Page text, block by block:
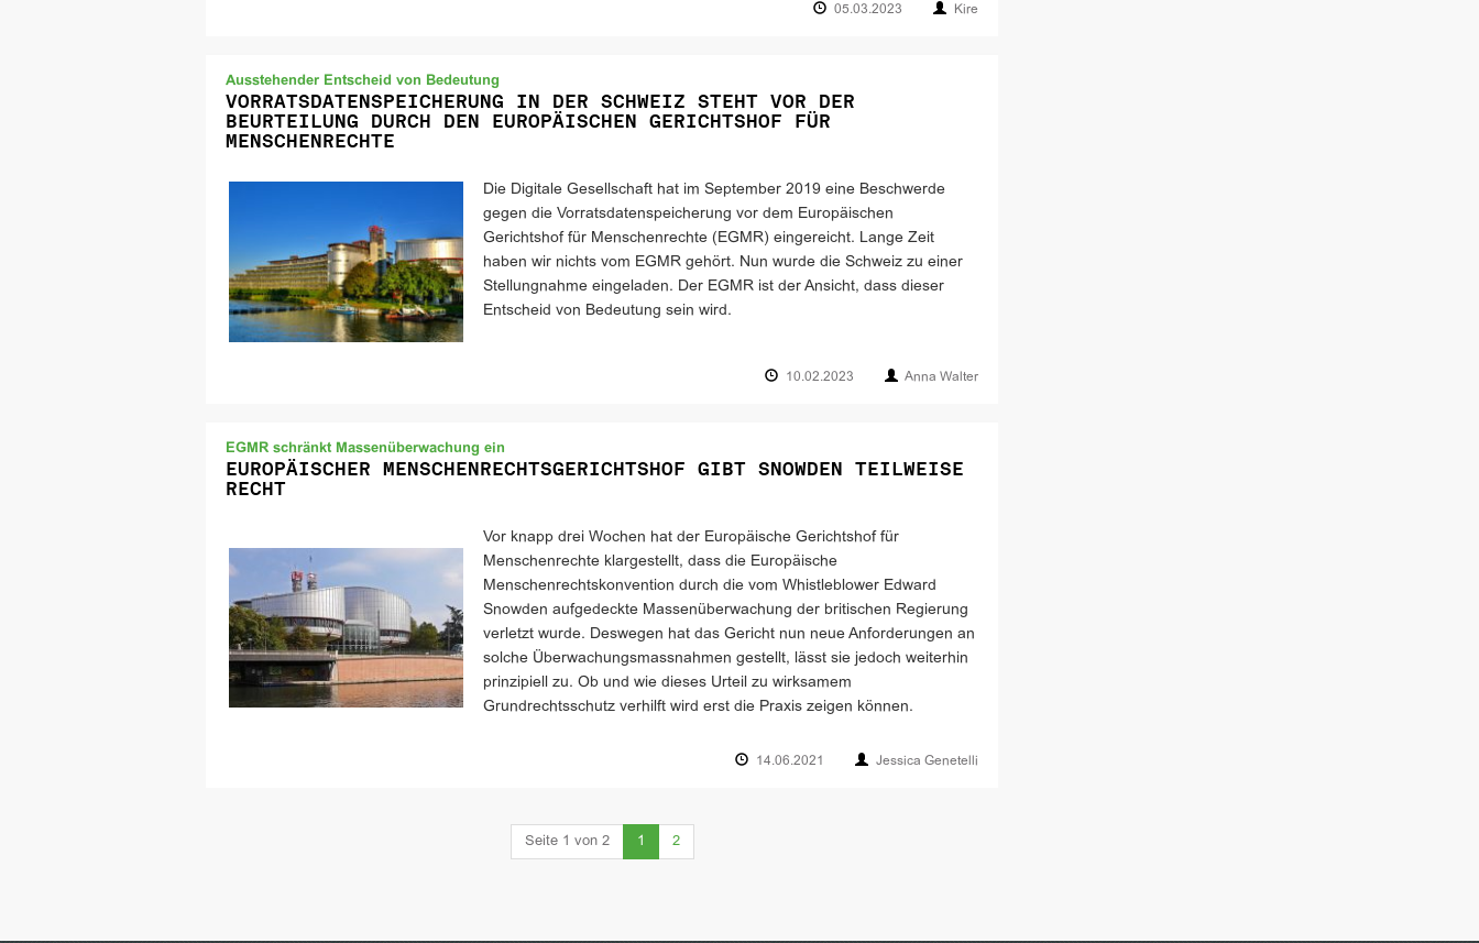
05.03.2023 Kire
Ausstehender Entscheid von Bedeutung
VORRATSDATENSPEICHERUNG IN DER SCHWEIZ STEHT VOR DER
BEURTEILUNG DURCH DEN EUROPÄISCHEN GERICHTSHOF FÜR
MENSCHENRECHTE
Die Digitale Gesellschaft hat im September 2019 eine Beschwerde
gegen die Vorratsdatenspeicherung vor dem Europäischen
Gerichtshof für Menschenrechte (EGMR) eingereicht. Lange Zeit
haben wir nichts vom EGMR gehört. Nun wurde die Schweiz zu einer
Stellungnahme eingeladen. Der EGMR ist der Ansicht, dass dieser
Entscheid von Bedeutung sein wird.
10.02.2023 Anna Walter
EGMR schränkt Massenüberwachung ein
EUROPÄISCHER MENSCHENRECHTSGERICHTSHOF GIBT SNOWDEN TEILWEISE
RECHT
Vor knapp drei Wochen hat der Europäische Gerichtshof für
Menschenrechte klargestellt, dass die Europäische
Menschenrechtskonvention durch die vom Whistleblower Edward
Snowden aufgedeckte Massenüberwachung der britischen Regierung
verletzt wurde. Deswegen hat das Gericht nun neue Anforderungen an
solche Überwachungsmassnahmen gestellt, lässt sie jedoch weiterhin
prinzipiell zu. Ob und wie dieses Urteil zu wirksamem
Grundrechtsschutz verhilft wird erst die Praxis zeigen können.
14.06.2021 Jessica Genetelli
Seite 1 von 2 1 (current)
2